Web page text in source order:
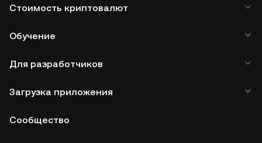
Стоимость криптовалют
Обучение
Для разработчиков
Загрузка приложения
Сообщество